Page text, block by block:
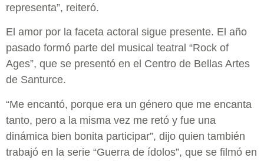
representa”, reiteró.
El amor por la faceta actoral sigue presente. El año
pasado formó parte del musical teatral “Rock of
Ages”, que se presentó en el Centro de Bellas Artes
de Santurce.
“Me encantó, porque era un género que me encanta
tanto, pero a la misma vez me retó y fue una
dinámica bien bonita participar”, dijo quien también
trabajó en la serie “Guerra de ídolos”, que se filmó en